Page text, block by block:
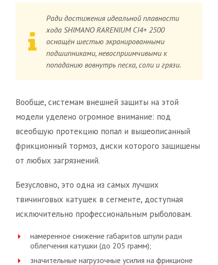
Ради достижения идеальной плавности
хода SHIMANO RARENIUM CI4+ 2500
оснащён шестью экранированными
подшипниками, невосприимчивыми к
попаданию вовнутрь песка, соли и грязи.
Вообще, системам внешней защиты на этой
модели уделено огромное внимание: под
всеобщую протекцию попал и вышеописанный
фрикционный тормоз, диски которого защищены
от любых загрязнений.
Безусловно, это одна из самых лучших
твичинговых катушек в сегменте, доступная
исключительно профессиональным рыболовам.
намеренное снижение габаритов шпули ради
облегчения катушки (до 205 грамм);
значительные нагрузочные усилия на фрикционе